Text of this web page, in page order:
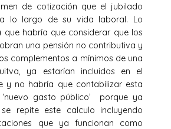
de cotización que el jubilado
a lo largo de su vida laboral. Lo
que habría que considerar que los
una pensión no contributiva y
complementos a mínimos de una
ya estarían incluidos en el
y no habría que contabilizar esta
gasto público’ porque ya
repite este calculo incluyendo
que ya funcionan como